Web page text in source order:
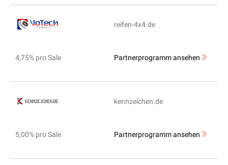
reifen-4x4.de
4,75% pro Sale Partnerprogramm ansehen
kennzeichen.de
5,00% pro Sale Partnerprogramm ansehen